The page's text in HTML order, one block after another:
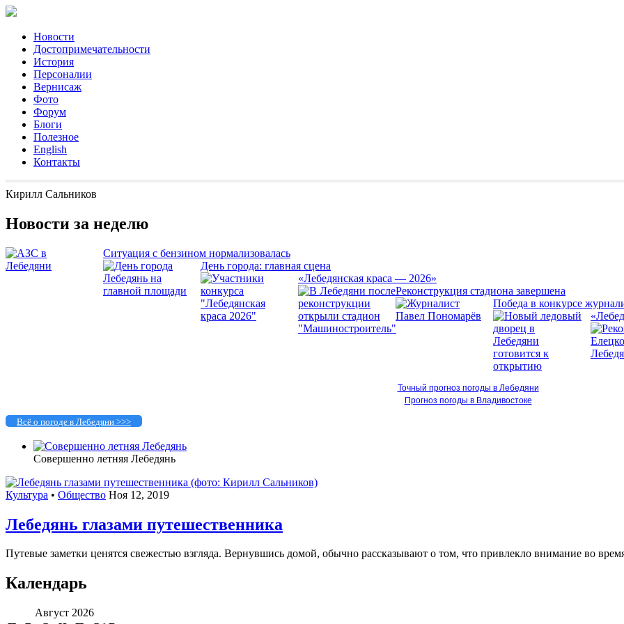
Новости
Достопримечательности
История
Персоналии
Вернисаж
Фото
Форум
Блоги
Полезное
English
Контакты
Кирилл Сальников
Новости за неделю
Ситуация с бензином нормализовалась
День города: главная сцена
«Лебедянская краса — 2026»
Реконструкция стадиона завершена
Победа в конкурсе
Точный прогноз погоды в Лебедяни
Прогноз погоды в Владивостоке
Всё о погоде в Лебедяни >>>
Совершенно летняя Лебедянь
Культура • Общество Ноя 12, 2019
Лебедянь глазами путешественника
Путевые заметки ценятся свежестью взгляда. Вернувшись домой, обычно рассказывают о том, что привлекло внимание во
Календарь
Август 2026